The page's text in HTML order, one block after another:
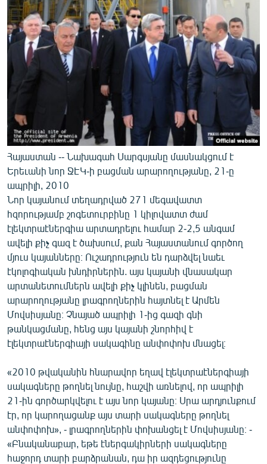
Հայաստան -- Նախագահ Սարգսյանը մասնակցում է
Երեւանի նոր ՋԷԿ-ի բացման արարողությանը, 21-ը
ապրիլի, 2010
Նոր կայանում տեղադրված 271 մեգավատտ
հզորությամբ շոգետուրբինը 1 կիլովատտ ժամ
էլեկտրաէներգիա արտադրելու համար 2-2,5 անգամ
ավելի քիչ գազ է ծախսում, քան Հայաստանում գործող
մյուս կայանները։ Ուշադրություն են դարձվել նաեւ
էկոլոգիական խնդիրներին. այս կայանի վնասակար
արտանետումներն ավելի քիչ կլինեն, բացման
արարողությանը լրագրողներին հայտնել է Արմեն
Մովսիսյանը։ Չնայած ապրիլի 1-ից գազի գնի
թանկացմանը, հենց այս կայանի շնորհիվ է
էլեկտրաէներգիայի սակագինը անփոփոխ մնացել։
«2010 թվականին հնարավոր եղավ էլեկտրաէներգիայի
սակագները թողնել նույնը, հաշվի առնելով, որ ապրիլի
21-ին գործարկվելու է այս նոր կայանը։ Սրա արդյունքում
էր, որ կարողացանք այս տարի սակագները թողնել
անփոփոխ», - լրագրողներին փոխանցել է Մովսիսյանը։ -
«Բնականաբար, եթե էներգակիրների սակագները
հաջորդ տարի բարձրանան, դա իր ազդեցությունը